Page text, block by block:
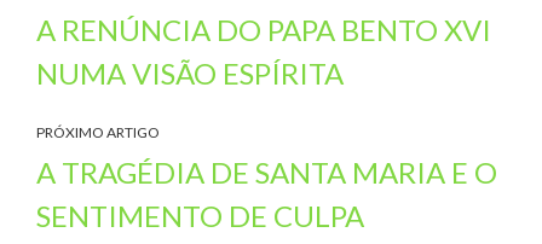
A RENÚNCIA DO PAPA BENTO XVI
NUMA VISÃO ESPÍRITA
PRÓXIMO ARTIGO
A TRAGÉDIA DE SANTA MARIA E O
SENTIMENTO DE CULPA